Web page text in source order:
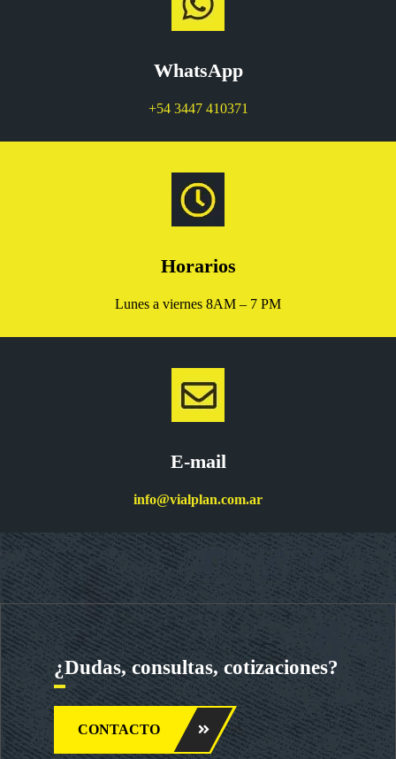
WhatsApp
+54 3447 410371
Horarios
Lunes a viernes 8AM – 7 PM
E-mail
info@vialplan.com.ar
¿Dudas, consultas, cotizaciones?
CONTACTO